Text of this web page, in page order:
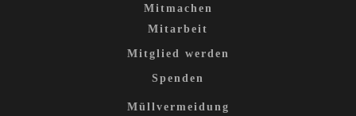
Mitmachen
Mitarbeit
Mitglied werden
Spenden
Müllvermeidung